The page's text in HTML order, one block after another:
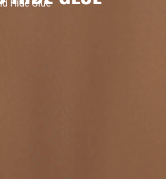
Hide Glue